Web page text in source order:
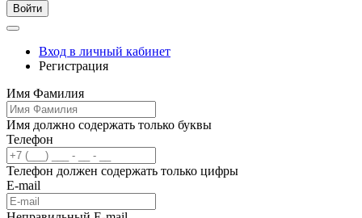
Войти
Вход в личный кабинет
Регистрация
Имя Фамилия
Имя должно содержать только буквы
Телефон
Телефон должен содержать только цифры
E-mail